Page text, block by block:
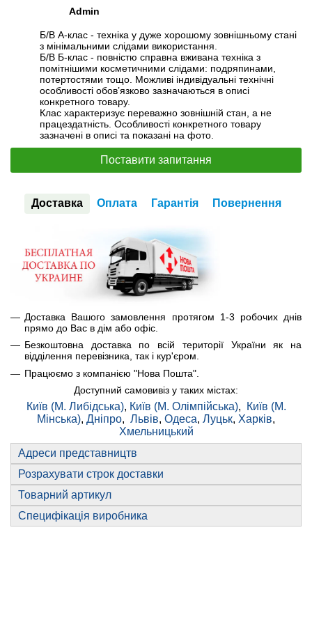
Admin
Б/В А-клас - техніка у дуже хорошому зовнішньому стані
з мінімальними слідами використання.
Б/В Б-клас - повністю справна вживана техніка з
помітнішими косметичними слідами: подряпинами,
потертостями тощо. Можливі індивідуальні технічні
особливості обов’язково зазначаються в описі
конкретного товару.
Клас характеризує переважно зовнішній стан, а не
працездатність. Особливості конкретного товару
зазначені в описі та показані на фото.
Поставити запитання
Доставка Оплата Гарантія Повернення
Доставка Вашого замовлення протягом 1-3 робочих днів
прямо до Вас в дім або офіс.
Безкоштовна доставка по всій території України як на
відділення перевізника, так і кур'єром.
Працюємо з компанією "Нова Пошта".
Доступний самовивіз у таких містах:
Київ (М. Либідська), Київ (М. Олімпійська),
Київ (М.
Мінська), Дніпро, Львів, Одеса, Луцьк, Харків,
Хмельницький
Адреси представництв
Розрахувати строк доставки
Товарний артикул
Специфікація виробника